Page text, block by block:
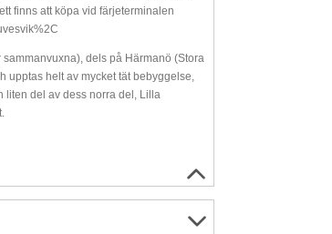
finns att köpa vid färjeterminalen
dels på Härmanö (Stora
upptas helt av mycket tät bebyggelse,
liten del av dess norra del, Lilla